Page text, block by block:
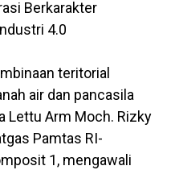
Berkarakter
4.0
teritorial
air dan pancasila
Lettu Arm Moch. Rizky
Pamtas RI-
1, mengawali